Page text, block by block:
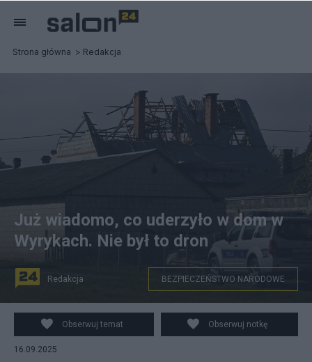
Strona główna Redakcja
Już wiadomo, co uderzyło w dom w
Wyrykach. Nie był to dron
Redakcja BEZPIECZEŃSTWO NARODOWE
Obserwuj temat Obserwuj notkę
16.09.2025